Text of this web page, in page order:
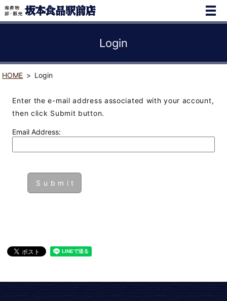
Login
HOME Login
Enter the e-mail address associated with your account,
then click Submit button.
Email Address: